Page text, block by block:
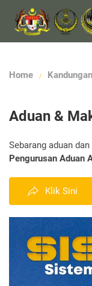
Home Kandungan
Aduan &
Sebarang aduan
Pengurusan Aduan
Klik Sini